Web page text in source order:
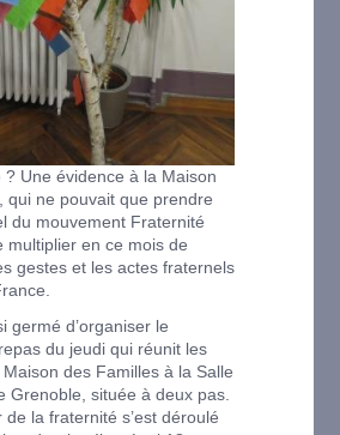
? Une évidence à la Maison
qui ne pouvait que prendre
du mouvement Fraternité
multiplier en ce mois de
gestes et les actes fraternels
germé d’organiser le
du jeudi qui réunit les
des Familles à la Salle
Grenoble, située à deux pas.
de la fraternité s’est déroulé